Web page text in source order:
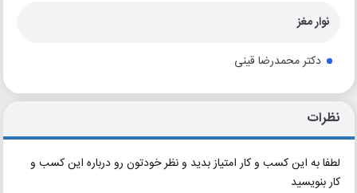
نوار مغز
دکتر محمدرضا قینی
نظرات
لطفا به این کسب و کار امتیاز بدید و نظر خودتون رو درباره این کسب و
کار بنویسید